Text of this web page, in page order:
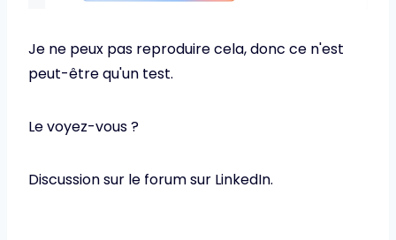
Je ne peux pas reproduire cela, donc ce n'est
peut-être qu'un test.
Le voyez-vous ?
Discussion sur le forum sur LinkedIn.